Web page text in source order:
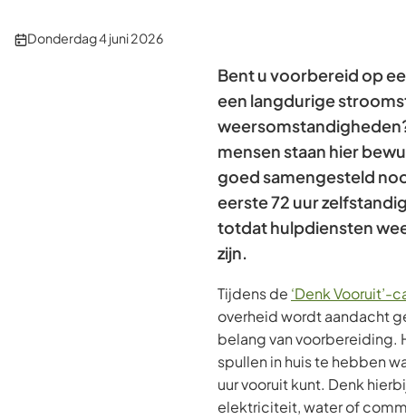
Publicatiedatum:
Donderdag 4 juni 2026
Bent u voorbereid op
een langdurige
mensen staan hier
goed samengesteld
eerste 72 uur
totdat hulpdiensten
zijn.
Tijdens de ‘Denk Vooruit’-
overheid wordt aandacht
belang van voorbereiding.
spullen in huis te hebben
uur vooruit kunt. Denk
elektriciteit, water of